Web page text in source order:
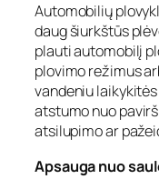
Automobilių
daug šiurkštūs
plauti automobilį
plovimo režimus
vandeniu
atstumo nuo
atsilupimo ar
Apsauga nuo